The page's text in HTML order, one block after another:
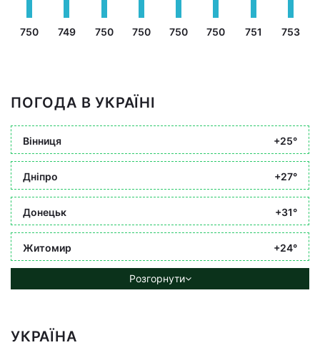
750 749 750 750 750 750 751 753
ПОГОДА В УКРАЇНІ
Вінниця +25°
Дніпро +27°
Донецьк +31°
Житомир +24°
Розгорнути
УКРАЇНА